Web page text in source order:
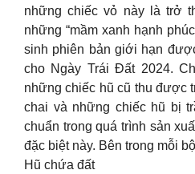
những chiếc vỏ này là trở
những “mầm xanh hạnh
sinh phiên bản giới hạn
cho Ngày Trái Đất 2024.
những chiếc hũ cũ thu được
chai và những chiếc hũ bị
chuẩn trong quá trình sản
đặc biệt này. Bên trong mỗi
Hũ chứa đất